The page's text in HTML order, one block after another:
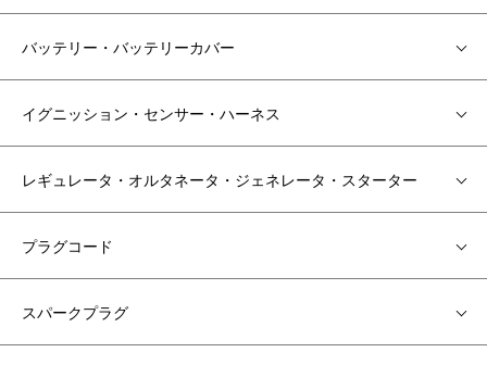
バッテリー・バッテリーカバー
イグニッション・センサー・ハーネス
レギュレータ・オルタネータ・ジェネレータ・スターター
プラグコード
スパークプラグ